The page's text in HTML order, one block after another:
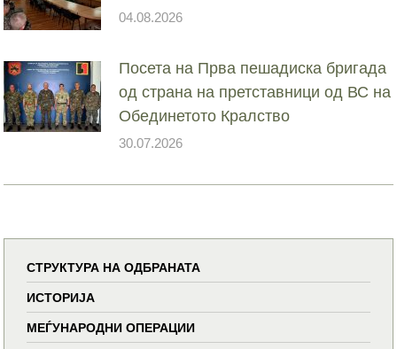
04.08.2026
Посета на Прва пешадиска бригада
од страна на претставници од ВС на
Обединетото Кралство
30.07.2026
СТРУКТУРА НА ОДБРАНАТА
ИСТОРИЈА
МЕЃУНАРОДНИ ОПЕРАЦИИ